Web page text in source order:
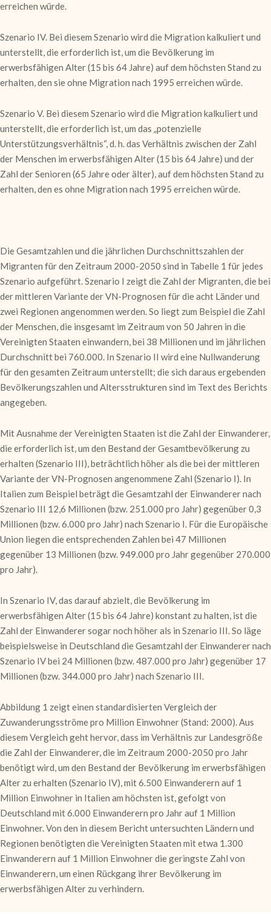
erreichen würde.
Szenario IV. Bei diesem Szenario wird die Migration kalkuliert und
unterstellt, die erforderlich ist, um die Bevölkerung im
erwerbsfähigen Alter (15 bis 64 Jahre) auf dem höchsten Stand zu
erhalten, den sie ohne Migration nach 1995 erreichen würde.
Szenario V. Bei diesem Szenario wird die Migration kalkuliert und
unterstellt, die erforderlich ist, um das „potenzielle
Unterstützungsverhältnis“, d. h. das Verhältnis zwischen der Zahl
der Menschen im erwerbsfähigen Alter (15 bis 64 Jahre) und der
Zahl der Senioren (65 Jahre oder älter), auf dem höchsten Stand zu
erhalten, den es ohne Migration nach 1995 erreichen würde.
Die Gesamtzahlen und die jährlichen Durchschnittszahlen der
Migranten für den Zeitraum 2000-2050 sind in Tabelle 1 für jedes
Szenario aufgeführt. Szenario I zeigt die Zahl der Migranten, die bei
der mittleren Variante der VN-Prognosen für die acht Länder und
zwei Regionen angenommen werden. So liegt zum Beispiel die Zahl
der Menschen, die insgesamt im Zeitraum von 50 Jahren in die
Vereinigten Staaten einwandern, bei 38 Millionen und im jährlichen
Durchschnitt bei 760.000. In Szenario II wird eine Nullwanderung
für den gesamten Zeitraum unterstellt; die sich daraus ergebenden
Bevölkerungszahlen und Altersstrukturen sind im Text des Berichts
angegeben.
Mit Ausnahme der Vereinigten Staaten ist die Zahl der Einwanderer,
die erforderlich ist, um den Bestand der Gesamtbevölkerung zu
erhalten (Szenario III), beträchtlich höher als die bei der mittleren
Variante der VN-Prognosen angenommene Zahl (Szenario I). In
Italien zum Beispiel beträgt die Gesamtzahl der Einwanderer nach
Szenario III 12,6 Millionen (bzw. 251.000 pro Jahr) gegenüber 0,3
Millionen (bzw. 6.000 pro Jahr) nach Szenario I. Für die Europäische
Union liegen die entsprechenden Zahlen bei 47 Millionen
gegenüber 13 Millionen (bzw. 949.000 pro Jahr gegenüber 270.000
pro Jahr).
In Szenario IV, das darauf abzielt, die Bevölkerung im
erwerbsfähigen Alter (15 bis 64 Jahre) konstant zu halten, ist die
Zahl der Einwanderer sogar noch höher als in Szenario III. So läge
beispielsweise in Deutschland die Gesamtzahl der Einwanderer nach
Szenario IV bei 24 Millionen (bzw. 487.000 pro Jahr) gegenüber 17
Millionen (bzw. 344.000 pro Jahr) nach Szenario III.
Abbildung 1 zeigt einen standardisierten Vergleich der
Zuwanderungsströme pro Million Einwohner (Stand: 2000). Aus
diesem Vergleich geht hervor, dass im Verhältnis zur Landesgröße
die Zahl der Einwanderer, die im Zeitraum 2000-2050 pro Jahr
benötigt wird, um den Bestand der Bevölkerung im erwerbsfähigen
Alter zu erhalten (Szenario IV), mit 6.500 Einwanderern auf 1
Million Einwohner in Italien am höchsten ist, gefolgt von
Deutschland mit 6.000 Einwanderern pro Jahr auf 1 Million
Einwohner. Von den in diesem Bericht untersuchten Ländern und
Regionen benötigten die Vereinigten Staaten mit etwa 1.300
Einwanderern auf 1 Million Einwohner die geringste Zahl von
Einwanderern, um einen Rückgang ihrer Bevölkerung im
erwerbsfähigen Alter zu verhindern.